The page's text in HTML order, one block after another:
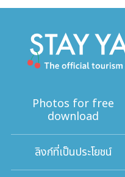
Photos for free
download
ลิงก์ที่เป็นประโยชน์